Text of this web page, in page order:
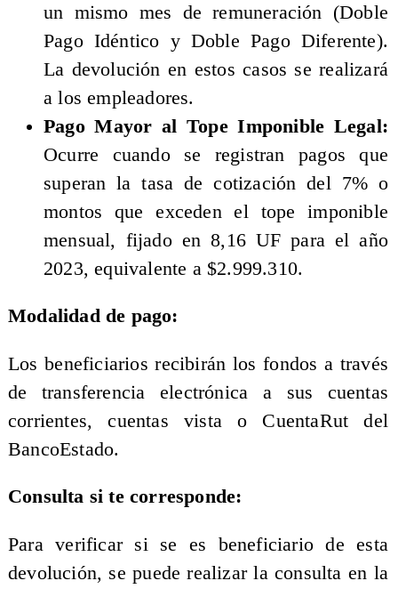
un mismo mes de remuneración (Doble
Pago Idéntico y Doble Pago Diferente).
La devolución en estos casos se realizará
a los empleadores.
Pago Mayor al Tope Imponible Legal:
Ocurre cuando se registran pagos que
superan la tasa de cotización del 7% o
montos que exceden el tope imponible
mensual, fijado en 8,16 UF para el año
2023, equivalente a $2.999.310.
​Modalidad de pago:
​Los beneficiarios recibirán los fondos a través
de transferencia electrónica a sus cuentas
corrientes, cuentas vista o CuentaRut del
BancoEstado.
Consulta si te corresponde:
​Para verificar si se es beneficiario de esta
devolución, se puede realizar la consulta en la